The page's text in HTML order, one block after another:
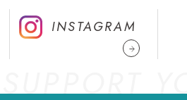
INSTAGRAM
SUPPORT